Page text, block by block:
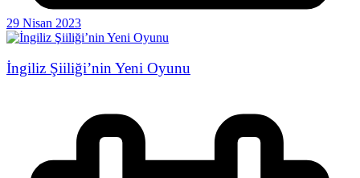
29 Nisan 2023
İngiliz Şiiliği’nin Yeni Oyunu